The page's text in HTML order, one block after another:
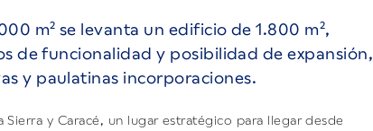
m² se levanta un edificio de 1.800 m²,
de funcionalidad y posibilidad de expansión,
y paulatinas incorporaciones.
Sierra y Caracé, un lugar estratégico para llegar desde